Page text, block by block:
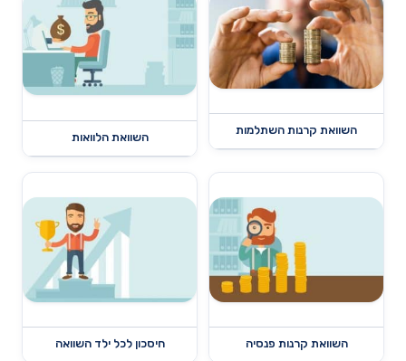
השוואת קרנות השתלמות
השוואת הלוואות
השוואת קרנות פנסיה חיסכון לכל ילד השוואה